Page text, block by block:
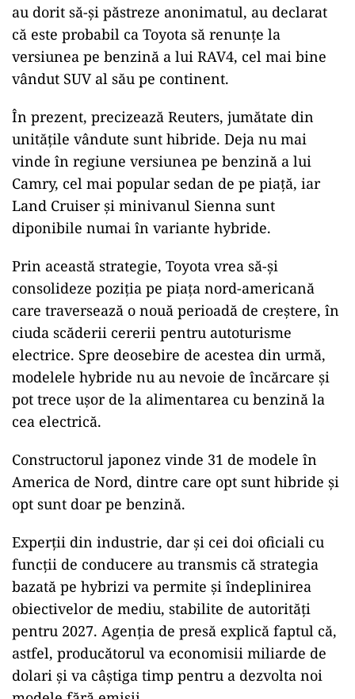
au dorit să-și păstreze anonimatul, au declarat
că este probabil ca Toyota să renunțe la
versiunea pe benzină a lui RAV4, cel mai bine
vândut SUV al său pe continent.
În prezent, precizează Reuters, jumătate din
unitățile vândute sunt hibride. Deja nu mai
vinde în regiune versiunea pe benzină a lui
Camry, cel mai popular sedan de pe piață, iar
Land Cruiser și minivanul Sienna sunt
diponibile numai în variante hybride.
Prin această strategie, Toyota vrea să-și
consolideze poziția pe piața nord-americană
care traversează o nouă perioadă de creștere, în
ciuda scăderii cererii pentru autoturisme
electrice. Spre deosebire de acestea din urmă,
modelele hybride nu au nevoie de încărcare și
pot trece ușor de la alimentarea cu benzină la
cea electrică.
Constructorul japonez vinde 31 de modele în
America de Nord, dintre care opt sunt hibride și
opt sunt doar pe benzină.
Experții din industrie, dar și cei doi oficiali cu
funcții de conducere au transmis că strategia
bazată pe hybrizi va permite și îndeplinirea
obiectivelor de mediu, stabilite de autorități
pentru 2027. Agenția de presă explică faptul că,
astfel, producătorul va economisii miliarde de
dolari și va câștiga timp pentru a dezvolta noi